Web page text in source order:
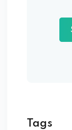
Tags